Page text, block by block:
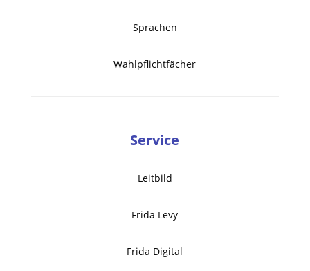
Sprachen
Wahlpflichtfächer
Service
Leitbild
Frida Levy
Frida Digital